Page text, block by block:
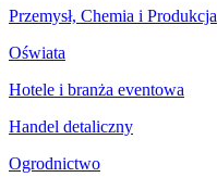
Przemysł, Chemia i Produkcja
Oświata
Hotele i branża eventowa
Handel detaliczny
Ogrodnictwo